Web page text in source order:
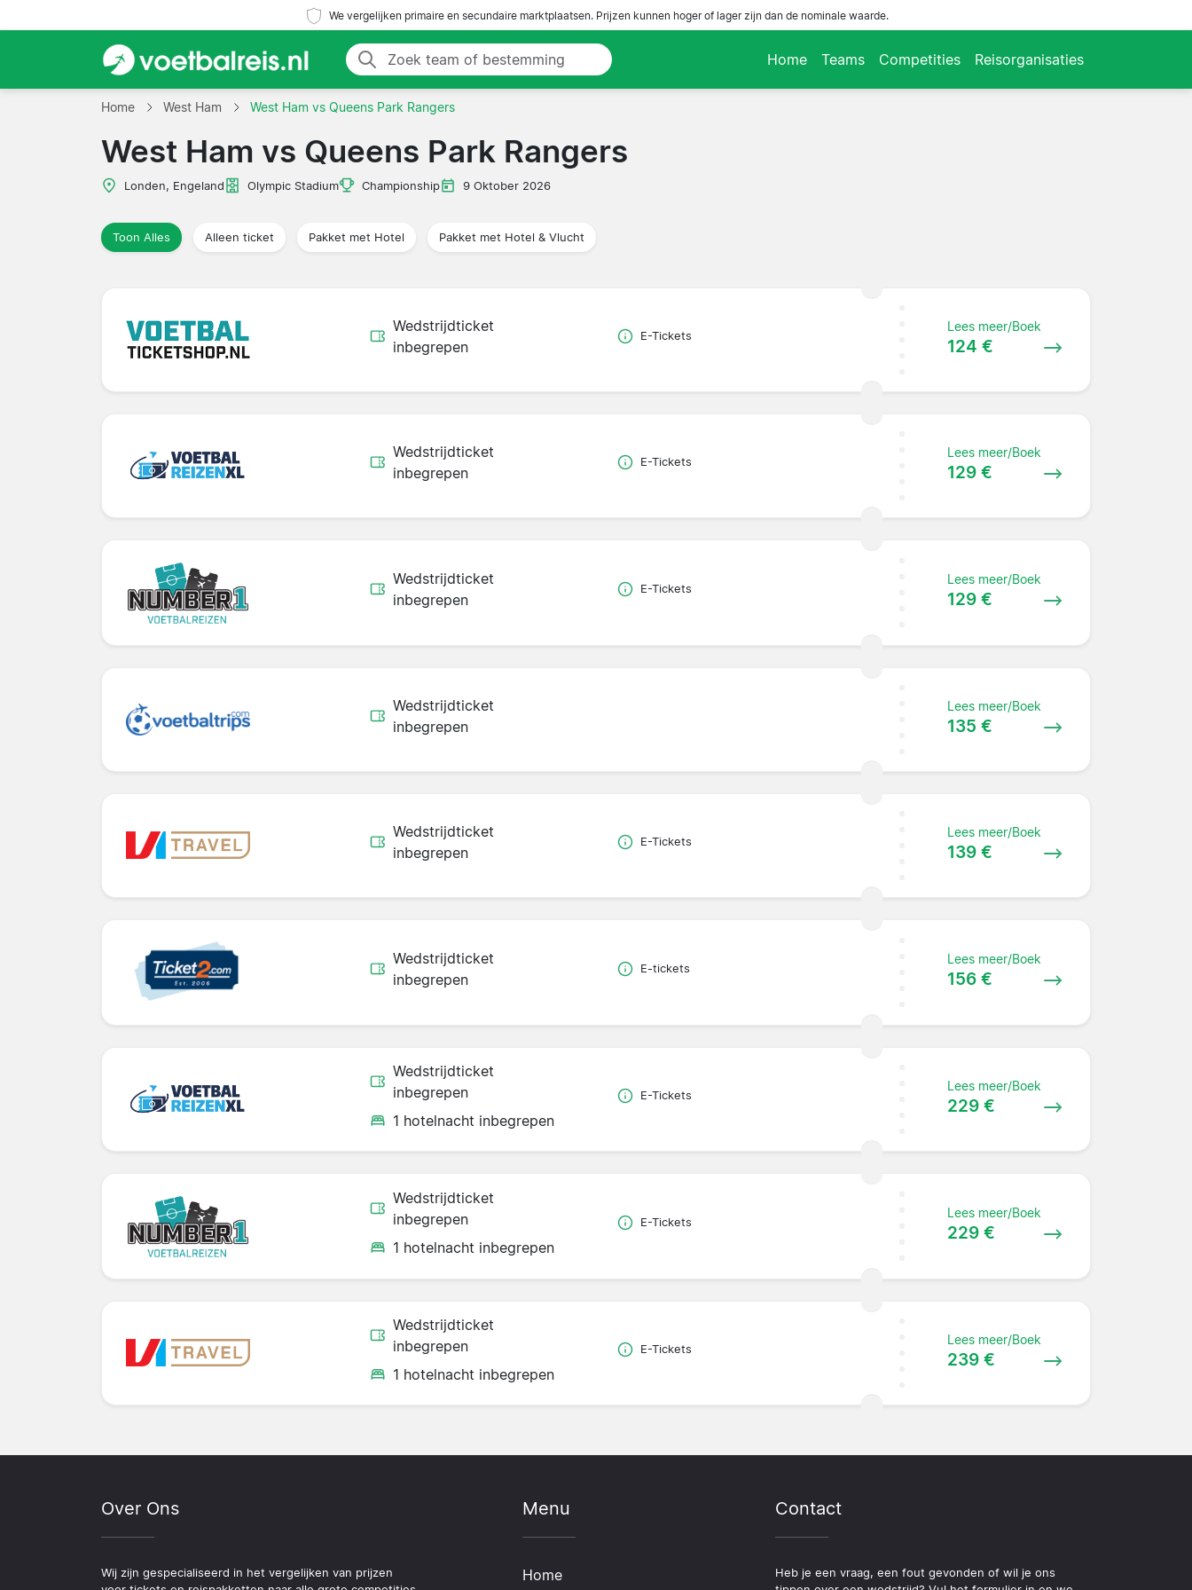
We vergelijken primaire en secundaire marktplaatsen. Prijzen kunnen hoger of lager zijn dan de nominale waarde.
Home Teams Competities Reisorganisaties
Home West Ham West Ham vs Queens Park Rangers
West Ham vs Queens Park Rangers
Londen, Engeland Olympic Stadium Championship 9 Oktober 2026
Toon Alles Alleen ticket Pakket met Hotel Pakket met Hotel & Vlucht
Wedstrijdticket
inbegrepen
E-Tickets
Lees meer/Boek
124 €
Wedstrijdticket
inbegrepen
E-Tickets
Lees meer/Boek
129 €
Wedstrijdticket
inbegrepen
E-Tickets
Lees meer/Boek
129 €
Wedstrijdticket
inbegrepen
Lees meer/Boek
135 €
Wedstrijdticket
inbegrepen
E-Tickets
Lees meer/Boek
139 €
Wedstrijdticket
inbegrepen
E-tickets
Lees meer/Boek
156 €
Wedstrijdticket
inbegrepen
1 hotelnacht inbegrepen
E-Tickets
Lees meer/Boek
229 €
Wedstrijdticket
inbegrepen
1 hotelnacht inbegrepen
E-Tickets
Lees meer/Boek
229 €
Wedstrijdticket
inbegrepen
1 hotelnacht inbegrepen
E-Tickets
Lees meer/Boek
239 €
Over Ons
Wij zijn gespecialiseerd in het vergelijken van prijzen
Menu
Home
Contact
Heb je een vraag, een fout gevonden of wil je ons